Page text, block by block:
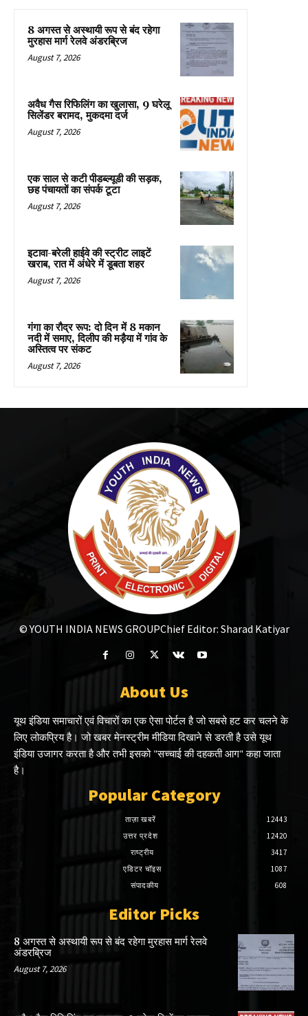
8 अगस्त से अस्थायी रूप से बंद रहेगा
मुरहास मार्ग रेलवे अंडरब्रिज
August 7, 2026
अवैध गैस रिफिलिंग का खुलासा, 9 घरेलू
सिलेंडर बरामद, मुकदमा दर्ज
August 7, 2026
एक साल से कटी पीडब्ल्यूडी की सड़क,
छह पंचायतों का संपर्क टूटा
August 7, 2026
इटावा-बरेली हाईवे की स्ट्रीट लाइटें
खराब, रात में अंधेरे में डूबता शहर
August 7, 2026
गंगा का रौद्र रूप: दो दिन में 8 मकान
नदी में समाए, दिलीप की मड़ैया में गांव के
अस्तित्व पर संकट
August 7, 2026
© YOUTH INDIA NEWS GROUPChief Editor: Sharad Katiyar
About Us
यूथ इंडिया समाचारों एवं विचारों का एक ऐसा पोर्टल है जो सबसे हट कर चलने के
लिए लोकप्रिय है। जो खबर मेनस्ट्रीम मीडिया दिखाने से डरती है उसे यूथ
इंडिया उजागर करता है और तभी इसको "सच्चाई की दहकती आग" कहा जाता
है।
Popular Category
ताज़ा खबरें
12443
उत्तर प्रदेश
12420
राष्ट्रीय
3417
एडिटर चॉइस
1087
संपादकीय
608
Editor Picks
8 अगस्त से अस्थायी रूप से बंद रहेगा मुरहास मार्ग रेलवे
अंडरब्रिज
August 7, 2026